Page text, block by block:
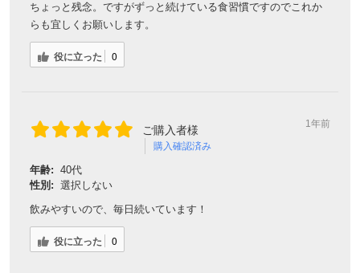
ちょっと残念。ですがずっと続けている食習慣ですのでこれか
らも宜しくお願いします。
役に立った 0
ご購入者様
購入確認済み
1年前
年齢: 40代
性別: 選択しない
飲みやすいので、毎日続いています！
役に立った 0